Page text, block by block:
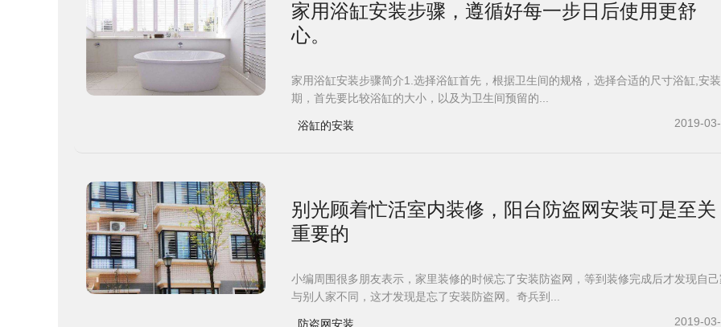
​家用浴缸安装步骤，遵循好每一步日后使用更舒
心。
家用浴缸安装步骤简介1.选择浴缸首先，根据卫生间的规格，选择合适的尺寸浴缸,安
期，首先要比较浴缸的大小，以及为卫生间预留的...
浴缸的安装 2019-
别光顾着忙活室内装修，阳台防盗网安装可是至关
重要的
小编周围很多朋友表示，家里装修的时候忘了安装防盗网，等到装修完成后才发现自己
与别人家不同，这才发现是忘了安装防盗网。奇兵到...
防盗网安装 2019-